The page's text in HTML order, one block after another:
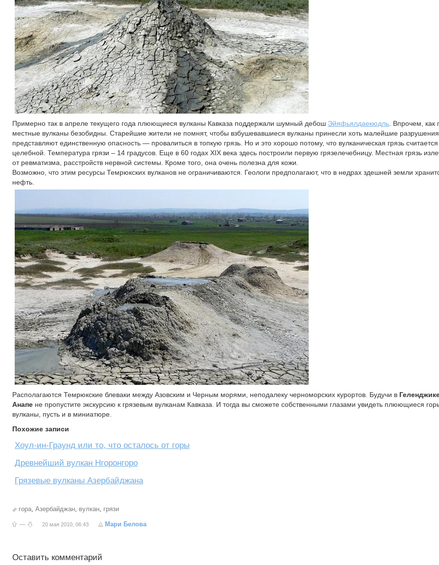
Примерно так в апреле текущего года плюющиеся вулканы Кавказа поддержали шумный дебош Эйяфьялдаекюдль . Впрочем, как
местные вулканы безобидны. Старейшие жители не помнят, чтобы взбушевавшиеся вулканы принесли хоть малейшие
представляют единственную опасность — провалиться в топкую грязь. Но и это хорошо потому, что вулканическая грязь считается
целебной. Температура грязи – 14 градусов. Еще в 60 годах XIX века здесь построили первую грязелечебницу. Местная грязь
от ревматизма, расстройств нервной системы. Кроме того, она очень полезна для кожи.
Возможно, что этим ресурсы Темрюкских вулканов не ограничиваются. Геологи предполагают, что в недрах здешней земли
нефть.
Располагаются Темрюкские блеваки между Азовским и Черным морями, неподалеку черноморских курортов. Будучи в
Анапе не пропустите экскурсию к грязевым вулканам Кавказа. И тогда вы сможете собственными глазами увидеть плюющиеся
вулканы, пусть и в миниатюре.
Похожие записи
Хоул-ин-Граунд или то, что осталось от горы
Древнейший вулкан Нгоронгоро
Грязевые вулканы Азербайджана
гора, Азербайджан, вулкан, грязи
— 20 мая 2010, 06:43 Мари Белова
Оставить комментарий